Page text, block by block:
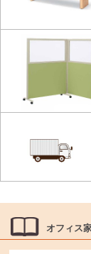
オフィス